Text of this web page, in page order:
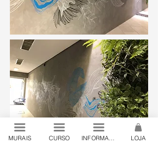
MURAIS CURSO LOJA